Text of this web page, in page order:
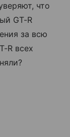
что
GT-R
за всю
R всех